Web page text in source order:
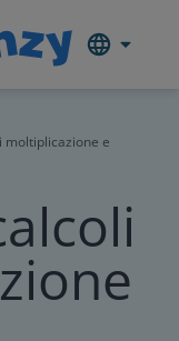
moltiplicazione e